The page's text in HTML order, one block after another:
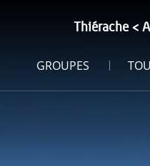
Thiérache
GROUPES